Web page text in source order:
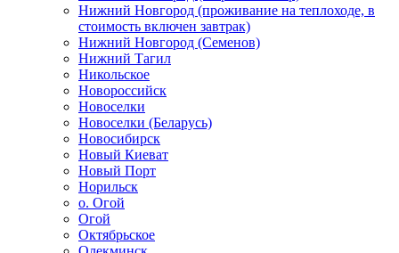
Нижний Новгород (проживание на теплоходе, в
стоимость включен завтрак)
Нижний Новгород (Семенов)
Нижний Тагил
Никольское
Новороссийск
Новоселки
Новоселки (Беларусь)
Новосибирск
Новый Киеват
Новый Порт
Норильск
о. Огой
Огой
Октябрьское